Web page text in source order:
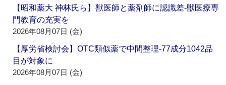
【昭和薬大 神林氏ら】獣医師と薬剤師に認識差‐獣医療専
門教育の充実を
2026年08月07日 (金)
【厚労省検討会】OTC類似薬で中間整理‐77成分1042品
目が対象に
2026年08月07日 (金)